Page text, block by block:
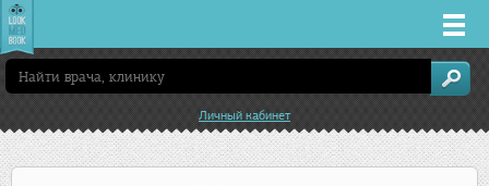
Врачи
Клиники
Личный кабинет